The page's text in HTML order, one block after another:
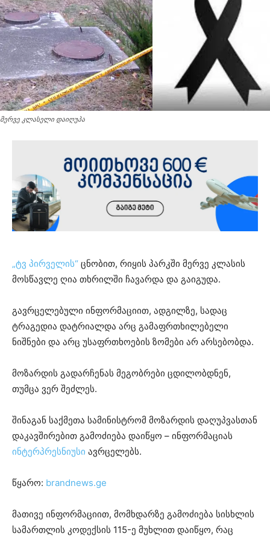
მერვე კლასელი დაიღუპა
„ტვ პირველის“ ცნობით, რიყის პარკში მერვე კლასის
მოსწავლე ღია თხრილში ჩავარდა და გაიგუდა.
გავრცელებული ინფორმაციით, ადგილზე, სადაც
ტრაგედია დატრიალდა არც გამაფრთხილებელი
ნიშნები და არც უსაფრთხოების ზომები არ არსებობდა.
მოზარდის გადარჩენას მეგობრები ცდილობდნენ,
თუმცა ვერ შეძლეს.
შინაგან საქმეთა სამინისტრომ მოზარდის დაღუპვასთან
დაკავშირებით გამოძიება დაიწყო – ინფორმაციას
ინტერპრესნიუსი ავრცელებს.
წყარო: brandnews.ge
მათივე ინფორმაციით, მომხდარზე გამოძიება სისხლის
სამართლის კოდექსის 115-ე მუხლით დაიწყო, რაც